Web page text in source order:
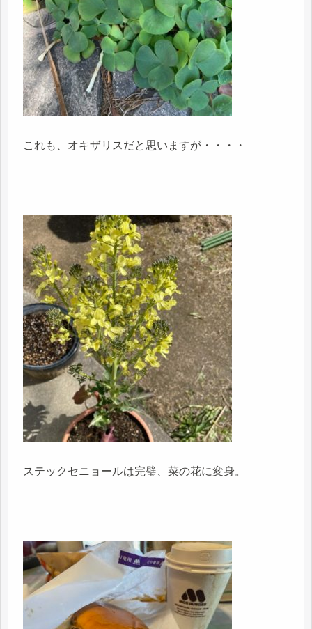
これも、オキザリスだと思いますが・・・・
ステックセニョールは完璧、菜の花に変身。